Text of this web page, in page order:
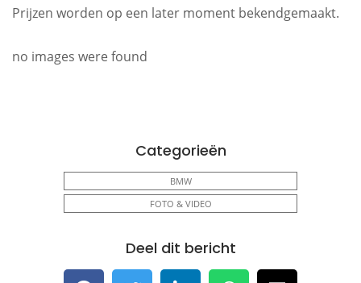
Prijzen worden op een later moment bekendgemaakt.
no images were found
Categorieën
BMW
FOTO & VIDEO
Deel dit bericht